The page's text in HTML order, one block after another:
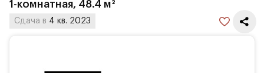
1-комнатная, 48.4 м²
Сдача в 4 кв. 2023